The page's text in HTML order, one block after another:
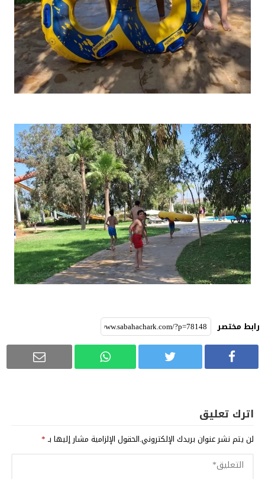
رابط مختصر
اترك تعليق
لن يتم نشر عنوان بريدك الإلكتروني.الحقول الإلزامية مشار إليها بـ*